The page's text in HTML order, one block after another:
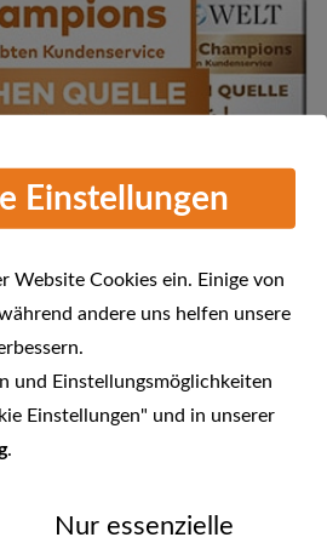
- Service-
im erlebten
Einstellungen
Website Cookies ein. Einige von
andere uns helfen unsere
und Einstellungsmöglichkeiten
Einstellungen" und in unserer
.
Nur essenzielle